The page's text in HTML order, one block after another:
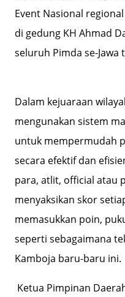
Event Nasional
di gedung KH Ahmad
seluruh Pimda se-Jawa
Dalam kejuaraan
mengunakan sistem
untuk mempermudah
secara efektif dan
para, atlit, official atau
menyaksikan skor
memasukkan poin,
seperti sebagaimana
Kamboja baru-baru ini.
Ketua Pimpinan